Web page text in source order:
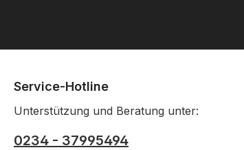
Service-Hotline
Unterstützung und Beratung unter:
0234 - 37995494